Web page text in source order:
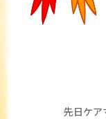
先日ケア